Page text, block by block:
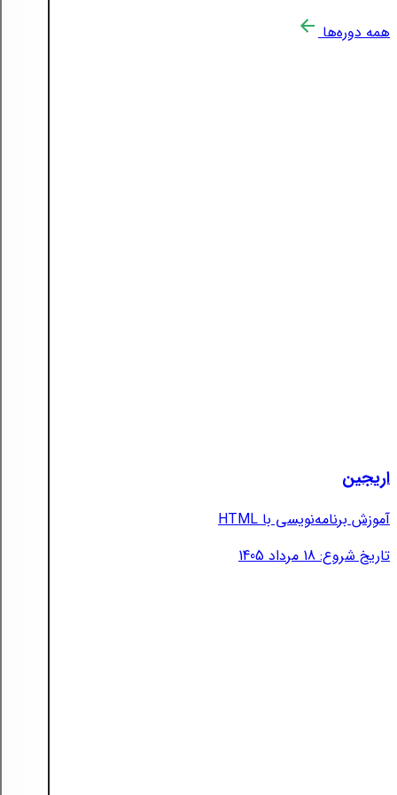
همه دوره‌ها
اریجین
آموزش برنامه‌نویسی با HTML
تاریخ شروع: 18 مرداد 1405